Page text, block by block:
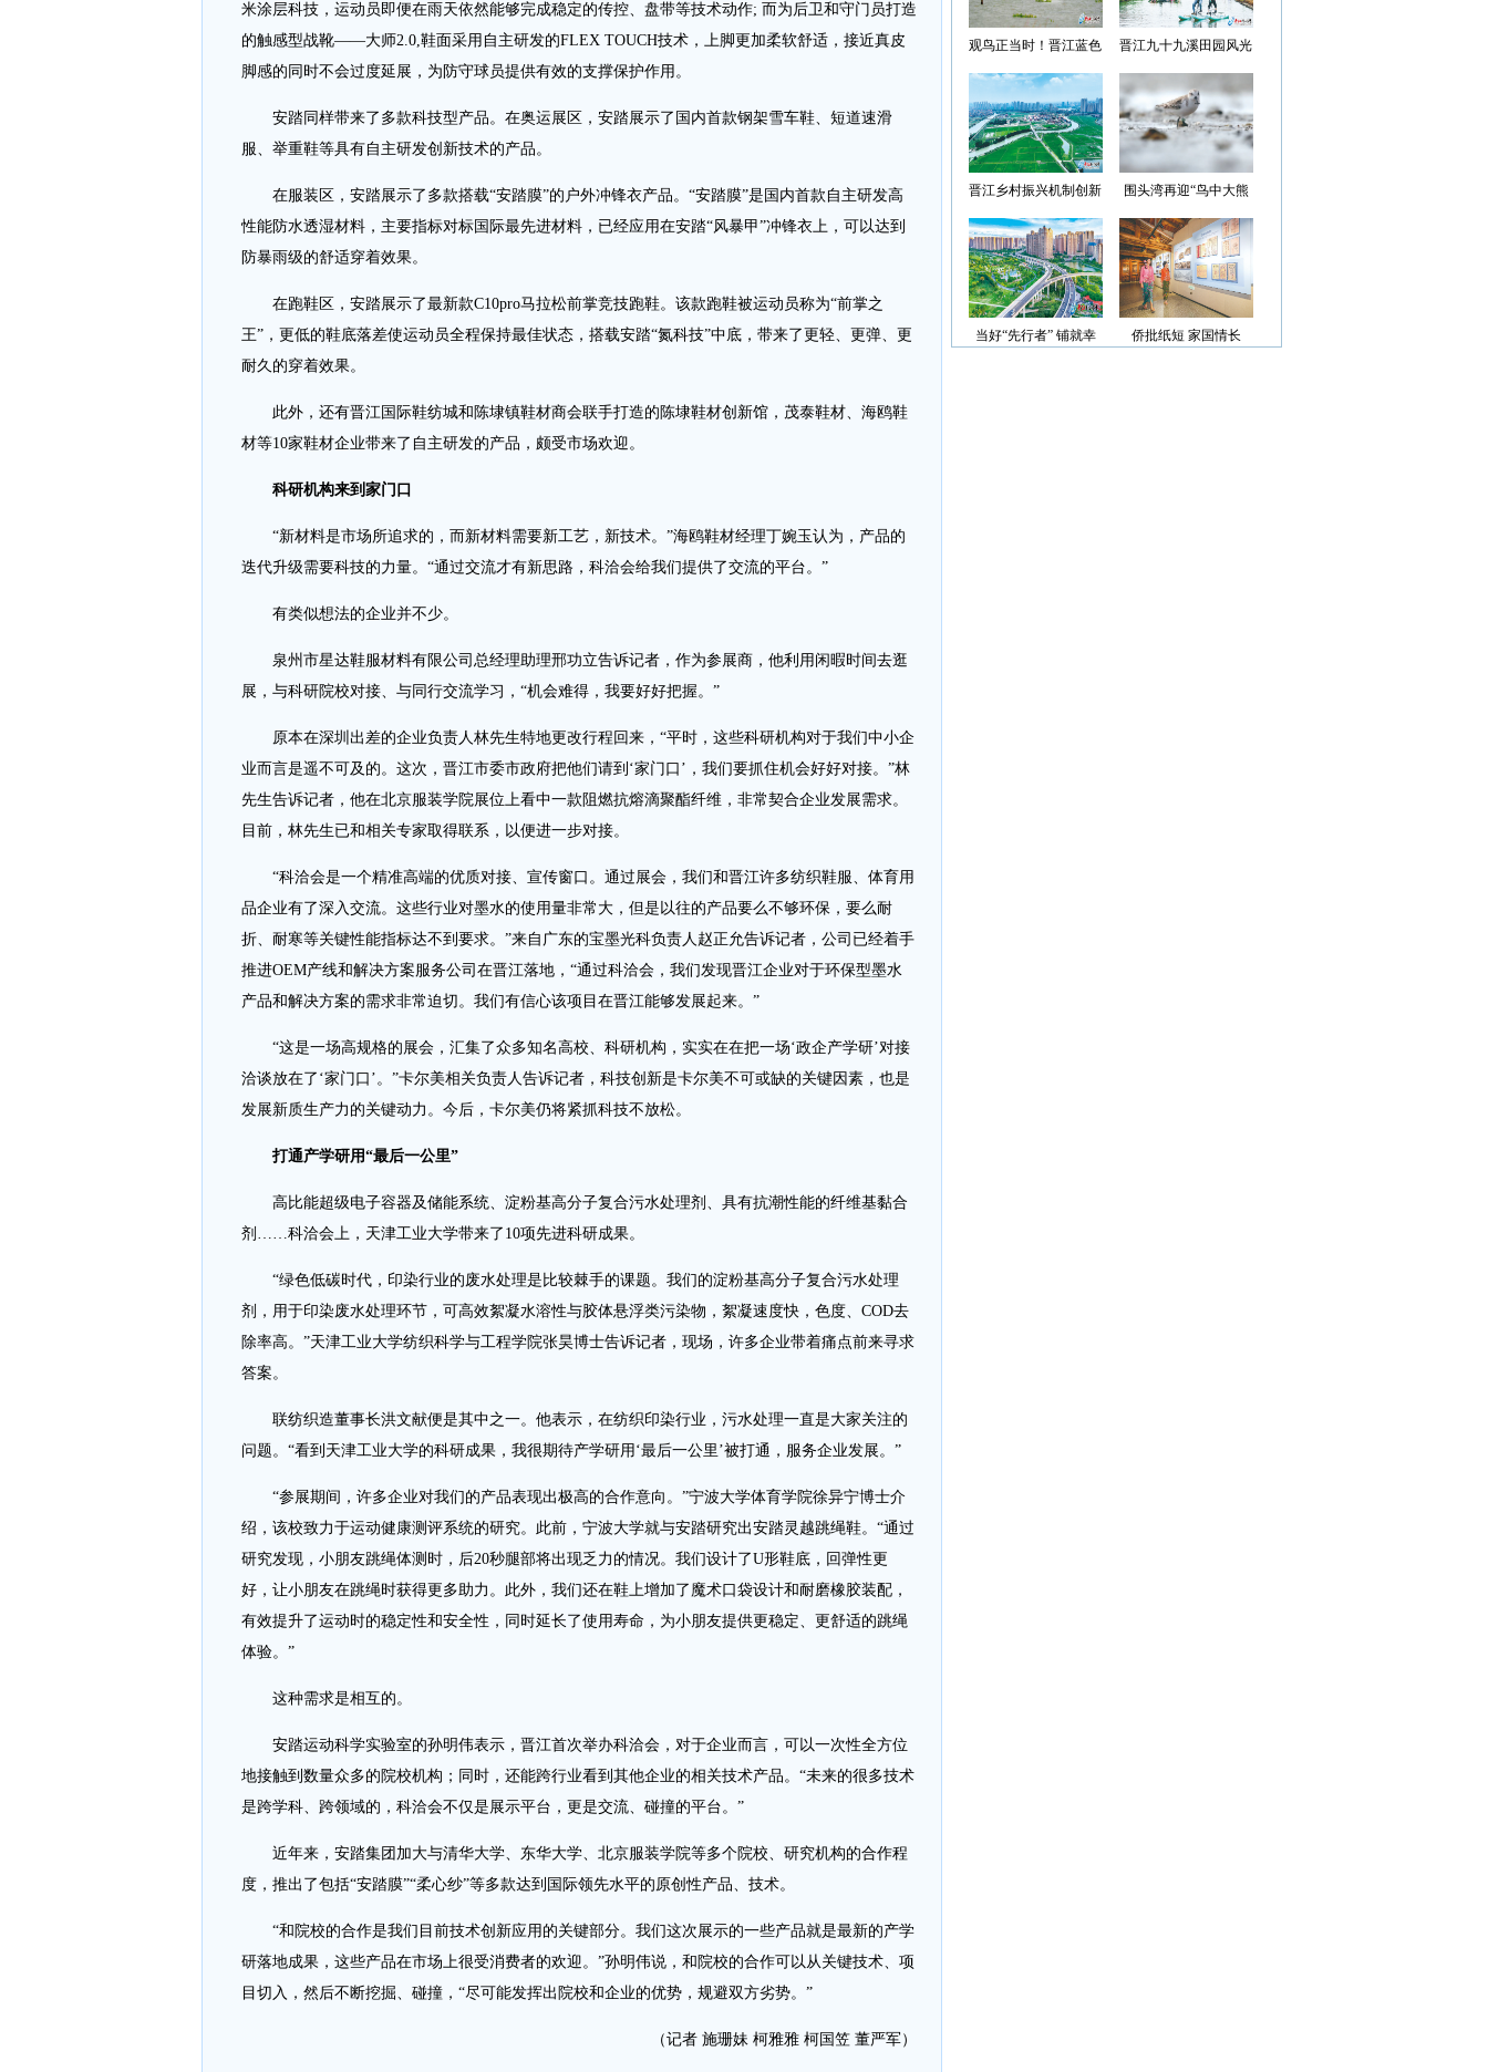
米涂层科技，运动员即便在雨天依然能够完成稳定的传控、盘带等技术动作; 而为后卫和守门员打造
的触感型战靴——大师2.0,鞋面采用自主研发的FLEX TOUCH技术，上脚更加柔软舒适，接近真皮
脚感的同时不会过度延展，为防守球员提供有效的支撑保护作用。
安踏同样带来了多款科技型产品。在奥运展区，安踏展示了国内首款钢架雪车鞋、短道速滑
服、举重鞋等具有自主研发创新技术的产品。
在服装区，安踏展示了多款搭载“安踏膜”的户外冲锋衣产品。“安踏膜”是国内首款自主研发高
性能防水透湿材料，主要指标对标国际最先进材料，已经应用在安踏“风暴甲”冲锋衣上，可以达到
防暴雨级的舒适穿着效果。
在跑鞋区，安踏展示了最新款C10pro马拉松前掌竞技跑鞋。该款跑鞋被运动员称为“前掌之
王”，更低的鞋底落差使运动员全程保持最佳状态，搭载安踏“氮科技”中底，带来了更轻、更弹、更
耐久的穿着效果。
此外，还有晋江国际鞋纺城和陈埭镇鞋材商会联手打造的陈埭鞋材创新馆，茂泰鞋材、海鸥鞋
材等10家鞋材企业带来了自主研发的产品，颇受市场欢迎。
科研机构来到家门口
“新材料是市场所追求的，而新材料需要新工艺，新技术。”海鸥鞋材经理丁婉玉认为，产品的
迭代升级需要科技的力量。“通过交流才有新思路，科洽会给我们提供了交流的平台。”
有类似想法的企业并不少。
泉州市星达鞋服材料有限公司总经理助理邢功立告诉记者，作为参展商，他利用闲暇时间去逛
展，与科研院校对接、与同行交流学习，“机会难得，我要好好把握。”
原本在深圳出差的企业负责人林先生特地更改行程回来，“平时，这些科研机构对于我们中小企
业而言是遥不可及的。这次，晋江市委市政府把他们请到‘家门口’，我们要抓住机会好好对接。”林
先生告诉记者，他在北京服装学院展位上看中一款阻燃抗熔滴聚酯纤维，非常契合企业发展需求。
目前，林先生已和相关专家取得联系，以便进一步对接。
“科洽会是一个精准高端的优质对接、宣传窗口。通过展会，我们和晋江许多纺织鞋服、体育用
品企业有了深入交流。这些行业对墨水的使用量非常大，但是以往的产品要么不够环保，要么耐
折、耐寒等关键性能指标达不到要求。”来自广东的宝墨光科负责人赵正允告诉记者，公司已经着手
推进OEM产线和解决方案服务公司在晋江落地，“通过科洽会，我们发现晋江企业对于环保型墨水
产品和解决方案的需求非常迫切。我们有信心该项目在晋江能够发展起来。”
“这是一场高规格的展会，汇集了众多知名高校、科研机构，实实在在把一场‘政企产学研’对接
洽谈放在了‘家门口’。”卡尔美相关负责人告诉记者，科技创新是卡尔美不可或缺的关键因素，也是
发展新质生产力的关键动力。今后，卡尔美仍将紧抓科技不放松。
打通产学研用“最后一公里”
高比能超级电子容器及储能系统、淀粉基高分子复合污水处理剂、具有抗潮性能的纤维基黏合
剂……科洽会上，天津工业大学带来了10项先进科研成果。
“绿色低碳时代，印染行业的废水处理是比较棘手的课题。我们的淀粉基高分子复合污水处理
剂，用于印染废水处理环节，可高效絮凝水溶性与胶体悬浮类污染物，絮凝速度快，色度、COD去
除率高。”天津工业大学纺织科学与工程学院张昊博士告诉记者，现场，许多企业带着痛点前来寻求
答案。
联纺织造董事长洪文献便是其中之一。他表示，在纺织印染行业，污水处理一直是大家关注的
问题。“看到天津工业大学的科研成果，我很期待产学研用‘最后一公里’被打通，服务企业发展。”
“参展期间，许多企业对我们的产品表现出极高的合作意向。”宁波大学体育学院徐异宁博士介
绍，该校致力于运动健康测评系统的研究。此前，宁波大学就与安踏研究出安踏灵越跳绳鞋。“通过
研究发现，小朋友跳绳体测时，后20秒腿部将出现乏力的情况。我们设计了U形鞋底，回弹性更
好，让小朋友在跳绳时获得更多助力。此外，我们还在鞋上增加了魔术口袋设计和耐磨橡胶装配，
有效提升了运动时的稳定性和安全性，同时延长了使用寿命，为小朋友提供更稳定、更舒适的跳绳
体验。”
这种需求是相互的。
安踏运动科学实验室的孙明伟表示，晋江首次举办科洽会，对于企业而言，可以一次性全方位
地接触到数量众多的院校机构；同时，还能跨行业看到其他企业的相关技术产品。“未来的很多技术
是跨学科、跨领域的，科洽会不仅是展示平台，更是交流、碰撞的平台。”
近年来，安踏集团加大与清华大学、东华大学、北京服装学院等多个院校、研究机构的合作程
度，推出了包括“安踏膜”“柔心纱”等多款达到国际领先水平的原创性产品、技术。
“和院校的合作是我们目前技术创新应用的关键部分。我们这次展示的一些产品就是最新的产学
研落地成果，这些产品在市场上很受消费者的欢迎。”孙明伟说，和院校的合作可以从关键技术、项
目切入，然后不断挖掘、碰撞，“尽可能发挥出院校和企业的优势，规避双方劣势。”
（记者 施珊妹 柯雅雅 柯国笠 董严军）
观鸟正当时！晋江蓝色
晋江九十九溪田园风光
光”首批认定名单
晋江乡村振兴机制创新
围头湾再迎“鸟中大熊
当好“先行者” 铺就幸
侨批纸短 家国情长